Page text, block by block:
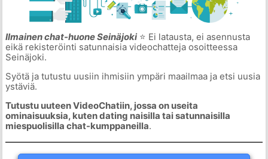
Ilmainen chat-huone Seinäjoki⭐ Ei latausta, ei asennusta
eikä rekisteröinti satunnaisia videochatteja osoitteessa
Seinäjoki.
Syötä ja tutustu uusiin ihmisiin ympäri maailmaa ja etsi uusia
ystäviä.
Tutustu uuteen VideoChatiin, jossa on useita
ominaisuuksia, kuten dating naisilla tai satunnaisilla
miespuolisilla chat-kumppaneilla.